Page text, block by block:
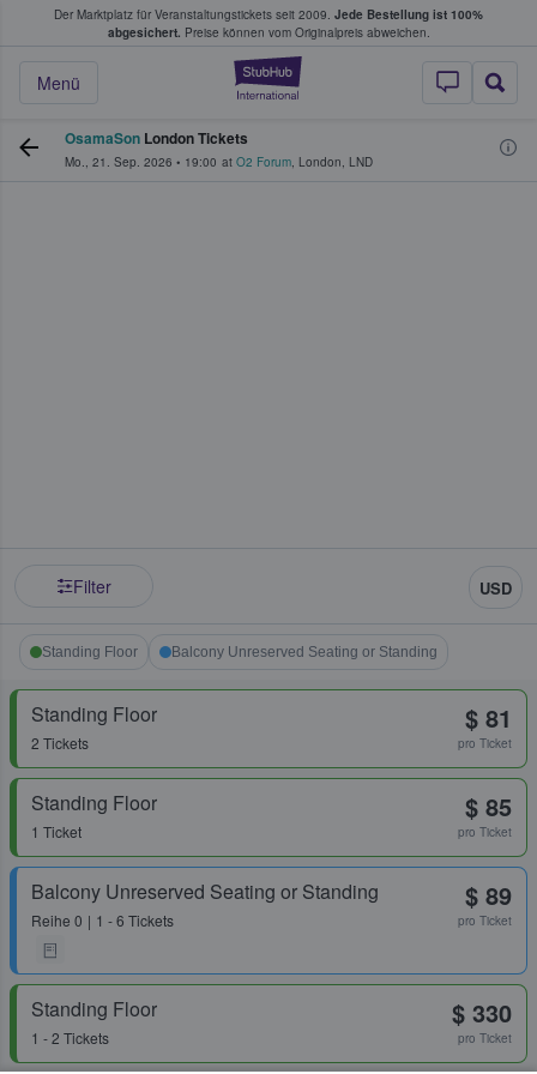
Der Marktplatz für Veranstaltungstickets seit 2009. Jede Bestellung ist 100%
abgesichert. Preise können vom Originalpreis abweichen.
StubHub - Wo
Menü
Tickets kaufen & verkaufen
OsamaSon London Tickets
Mo., 21. Sep. 2026 • 19:00 at O2 Forum, London, LND
Filter USD
Standing Floor Balcony Unreserved Seating or Standing
Standing Floor
2 Tickets
$ 81
pro Ticket
Standing Floor
1 Ticket
$ 85
pro Ticket
Balcony Unreserved Seating or Standing
Reihe 0 1 - 6 Tickets
$ 89
pro Ticket
Standing Floor
1 - 2 Tickets
$ 330
pro Ticket